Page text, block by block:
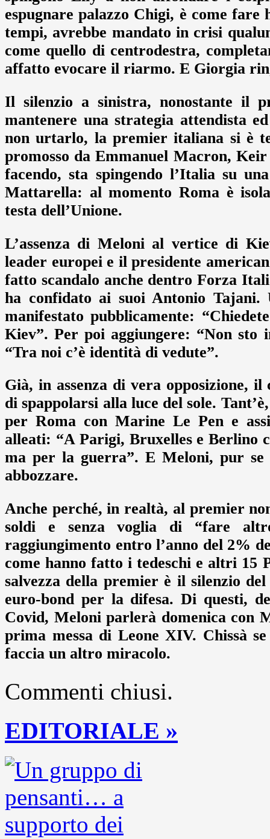
espugnare palazzo Chigi, è come
tempi, avrebbe mandato in crisi
come quello di centrodestra,
affatto evocare il riarmo. E Giorgia
Il silenzio a sinistra, nonostante il
mantenere una strategia attendista
non urtarlo, la premier italiana si è
promosso da Emmanuel Macron,
facendo, sta spingendo l’Italia su
Mattarella: al momento Roma è
testa dell’Unione.
L’assenza di Meloni al vertice di
leader europei e il presidente
fatto scandalo anche dentro Forza
ha confidato ai suoi Antonio
manifestato pubblicamente:
Kiev”. Per poi aggiungere: “Non
“Tra noi c’è identità di vedute”.
Già, in assenza di vera opposizione,
di spappolarsi alla luce del sole.
per Roma con Marine Le Pen e
alleati: “A Parigi, Bruxelles e Berlino
ma per la guerra”. E Meloni, pur
abbozzare.
Anche perché, in realtà, al premier
soldi e senza voglia di “fare
raggiungimento entro l’anno del 2%
come hanno fatto i tedeschi e altri 15
salvezza della premier è il silenzio
euro-bond per la difesa. Di questi,
Covid, Meloni parlerà domenica con
prima messa di Leone XIV. Chissà
faccia un altro miracolo.
Commenti chiusi.
EDITORIALE »